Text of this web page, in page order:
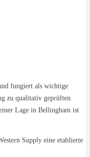
fungiert als wichtige
zu qualitativ geprüften
Lage in Bellingham ist
Supply eine etablierte